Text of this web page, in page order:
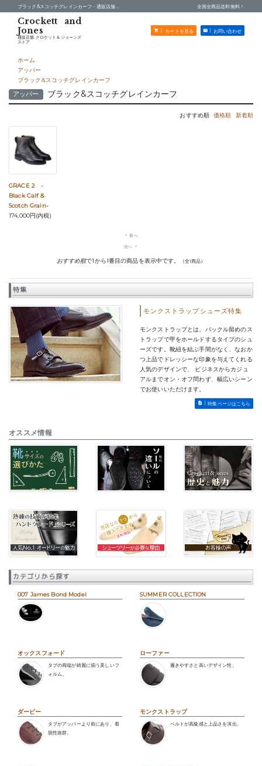
通販店舗 クロケット＆ジョーンズ
ストア
カートを見る お問い合わせ
ブラック&スコッチグレインカーフ - 通販店舗 クロケット＆ジョーンズストア 全国全商品送料無料！
ホーム
アッパー
ブラック&スコッチグレインカーフ
アッパー ブラック&スコッチグレインカーフ
おすすめ順 価格順 新着順
GRACE 2 -
Black Calf &
Scotch Grain-
174,000円(内税)
navigate_before 前へ
次へ navigate_next
おすすめ順で1から1番目の商品を表示中です。 （全1商品）
特集
モンクストラップシューズ特集
モンクストラップとは、バックル留めのス
トラップで甲をホールドするタイプのシュ
ーズです。靴紐を結ぶ手間がなく、なおか
つ上品でドレッシーな印象を与えてくれる
人気のデザインで、 ビジネスからカジュ
アルまでオン・オフ問わず、幅広いシーン
でお使いいただけます。
特集ページはこちら
オススメ情報
カテゴリから探す
007 James Bond Model SUMMER COLLECTION
オックスフォード
タブの両端が綺麗に揃う美しいフ
ォルム。
ローファー
履きやすさと高いデザイン性。
ダービー
タブがアッパーより前にあり、着
脱性抜群。
モンクストラップ
ベルトが高級感と上品さを演出。